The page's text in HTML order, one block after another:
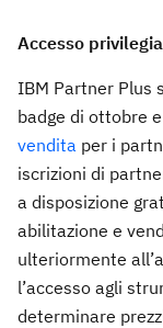
Accesso
IBM Partner Plus
badge di ottobre
vendita per i
iscrizioni di
a disposizione
abilitazione e
ulteriormente
l’accesso agli
determinare